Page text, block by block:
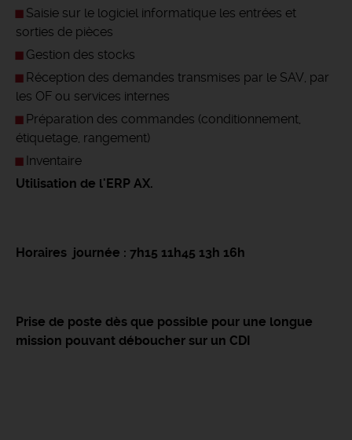
Saisie sur le logiciel informatique les entrées et
sorties de pièces
Gestion des stocks
Réception des demandes transmises par le SAV, par
les OF ou services internes
Préparation des commandes (conditionnement,
étiquetage, rangement)
Inventaire
Utilisation de l'ERP AX.
Horaires journée : 7h15 11h45 13h 16h
Prise de poste dès que possible pour une longue
mission pouvant déboucher sur un CDI